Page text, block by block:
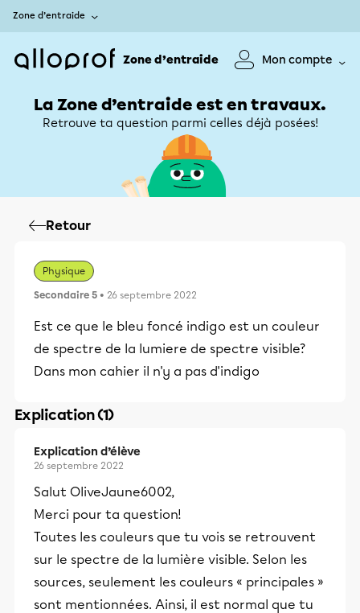
Zone d’entraide
Zone d’entraide Mon compte
La Zone d’entraide est en travaux.
Retrouve ta question parmi celles déjà posées!
Retour
Physique
Secondaire 5 • 26 septembre 2022
Est ce que le bleu foncé indigo est un couleur
de spectre de la lumiere de spectre visible?
Dans mon cahier il n'y a pas d'indigo
Explication (1)
Explication d’élève
26 septembre 2022
Salut OliveJaune6002,
Merci pour ta question!
Toutes les couleurs que tu vois se retrouvent
sur le spectre de la lumière visible. Selon les
sources, seulement les couleurs « principales »
sont mentionnées. Ainsi, il est normal que tu